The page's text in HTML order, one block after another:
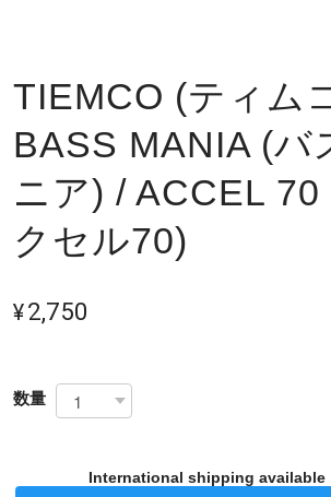
TIEMCO (ティム
BASS MANIA (バ
ニア) / ACCEL 70
クセル70)
¥2,750
数量
International shipping available